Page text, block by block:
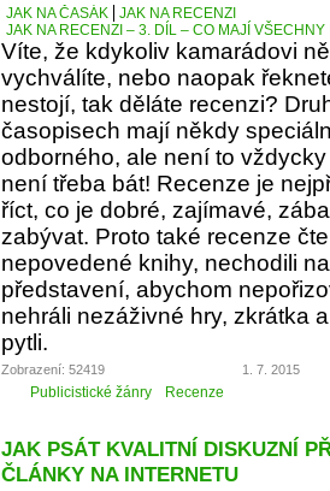
JAK NA ČASÁK
JAK NA RECENZI
JAK NA RECENZI – 3. DÍL – CO MAJÍ
Víte, že kdykoliv kamarádovi
vychválíte, nebo naopak
nestojí, tak děláte recenzi?
časopisech mají někdy
odborného, ale není to
není třeba bát! Recenze je
říct, co je dobré, zajímavé,
zabývat. Proto také recenze
nepovedené knihy, nechodili
představení, abychom
nehráli nezáživné hry, zkrátka
pytli.
Zobrazení: 52419 1. 7. 2015
Publicistické žánry Recenze
JAK PSÁT KVALITNÍ DISKUZNÍ
ČLÁNKY NA INTERNETU